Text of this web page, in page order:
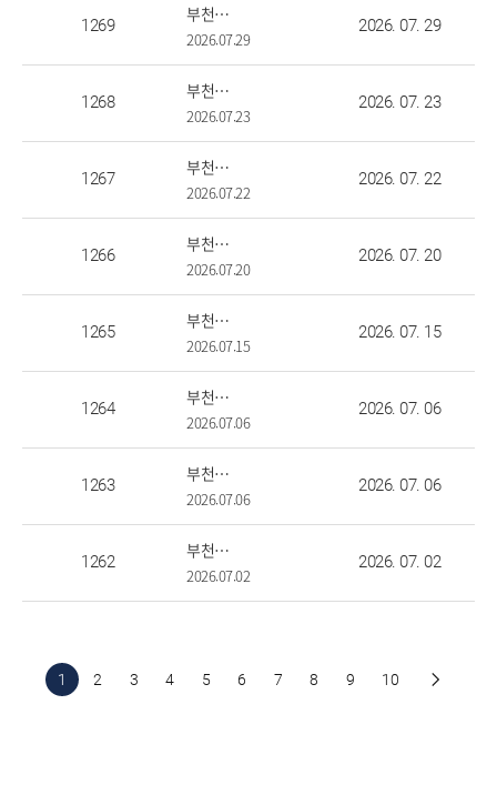
1269
부천대, 기관평가인증 사후점검 69개 평가요소 ‘전 항목 충족’
2026.07.29
2026. 07. 29
1268
부천대, ‘타슈켄트 부천대학교 하계 단기연수’ 성황리 마쳐
2026.07.23
2026. 07. 23
1267
부천대 치기공과, 2026 KDTEX 국제학술대회 학생보철작품전시회 단체 1등 수상
2026.07.22
2026. 07. 22
1266
부천대 신산업특화사업단, ‘산업체 연계 실무교육 프로그램’ 성료
2026.07.20
2026. 07. 20
1265
부천대 산학협력단, 탄자니아 폴리텍대학 건립 ODA 사업 전문가 파견
2026.07.15
2026. 07. 15
1264
부천대, 시니어 세대 새로운 도전과 배움 패션쇼로 선보여
2026.07.06
2026. 07. 06
1263
부천대 RISE창업지원센터, 2026년 게임 스타트업 커넥트 박람회 개최
2026.07.06
2026. 07. 06
1262
부천대, '상동종합사회복지관'과 업무협약(MOU) 체결
2026.07.02
2026. 07. 02
1 2 3 4 5 6 7 8 9 10